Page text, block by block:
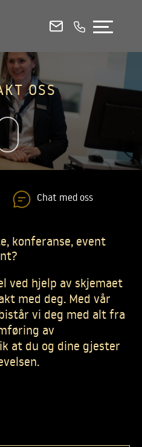
OSS CHAT
i 3D
(PDF)
booking
drikke
opplevelser
OSS
Chat med oss
konferanse, event
ved hjelp av skjemaet
med deg. Med vår
vi deg med alt fra
av
at du og dine gjester